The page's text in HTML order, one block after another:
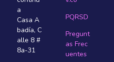
a
Casa A
badí­a, C
alle 8 #
8a-31
PQRSD
Pregunt
as Frec
uentes